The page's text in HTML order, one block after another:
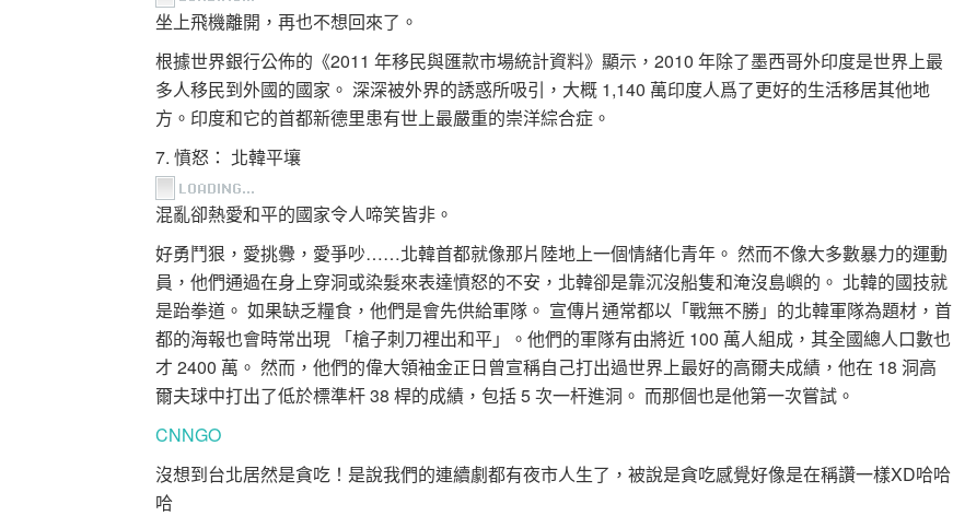
坐上飛機離開，再也不想回來了。
根據世界銀行公佈的《2011 年移民與匯款市場統計資料》顯示，2010 年除了墨西哥外印度是世界上最
多人移民到外國的國家。 深深被外界的誘惑所吸引，大概 1,140 萬印度人爲了更好的生活移居其他地
方。印度和它的首都新德里患有世上最嚴重的崇洋綜合症。
7. 憤怒： 北韓平壤
混亂卻熱愛和平的國家令人啼笑皆非。
好勇鬥狠，愛挑釁，愛爭吵……北韓首都就像那片陸地上一個情緒化青年。 然而不像大多數暴力的運動
員，他們通過在身上穿洞或染髮來表達憤怒的不安，北韓卻是靠沉沒船隻和淹沒島嶼的。 北韓的國技就
是跆拳道。 如果缺乏糧食，他們是會先供給軍隊。 宣傳片通常都以「戰無不勝」的北韓軍隊為題材，首
都的海報也會時常出現 「槍子刺刀裡出和平」。他們的軍隊有由將近 100 萬人組成，其全國總人口數也
才 2400 萬。 然而，他們的偉大領袖金正日曾宣稱自己打出過世界上最好的高爾夫成績，他在 18 洞高
爾夫球中打出了低於標準杆 38 桿的成績，包括 5 次一杆進洞。 而那個也是他第一次嘗試。
CNNGO
沒想到台北居然是貪吃！是說我們的連續劇都有夜市人生了，被說是貪吃感覺好像是在稱讚一樣XD哈哈
哈